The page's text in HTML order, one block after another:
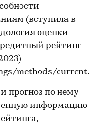
(вступила в
оценки
рейтинг
methods/current.
прогноз по нему
информацию